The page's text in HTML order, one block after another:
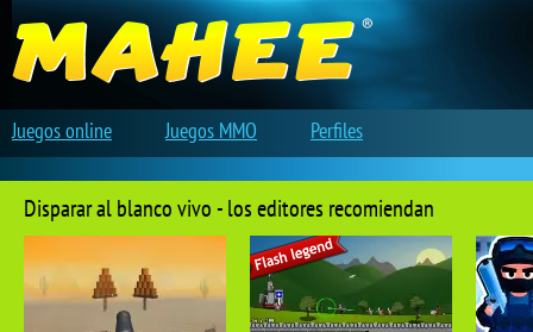
Disparar al blanco vivo - los editores recomiendan
Juegos online Juegos MMO Perfiles